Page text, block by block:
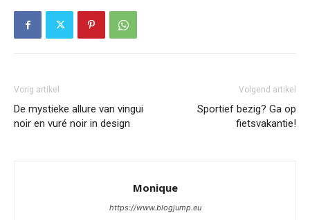
Vorig artikel
De mystieke allure van vingui
noir en vuré noir in design
Volgend artikel
Sportief bezig? Ga op
fietsvakantie!
Monique
https://www.blogjump.eu